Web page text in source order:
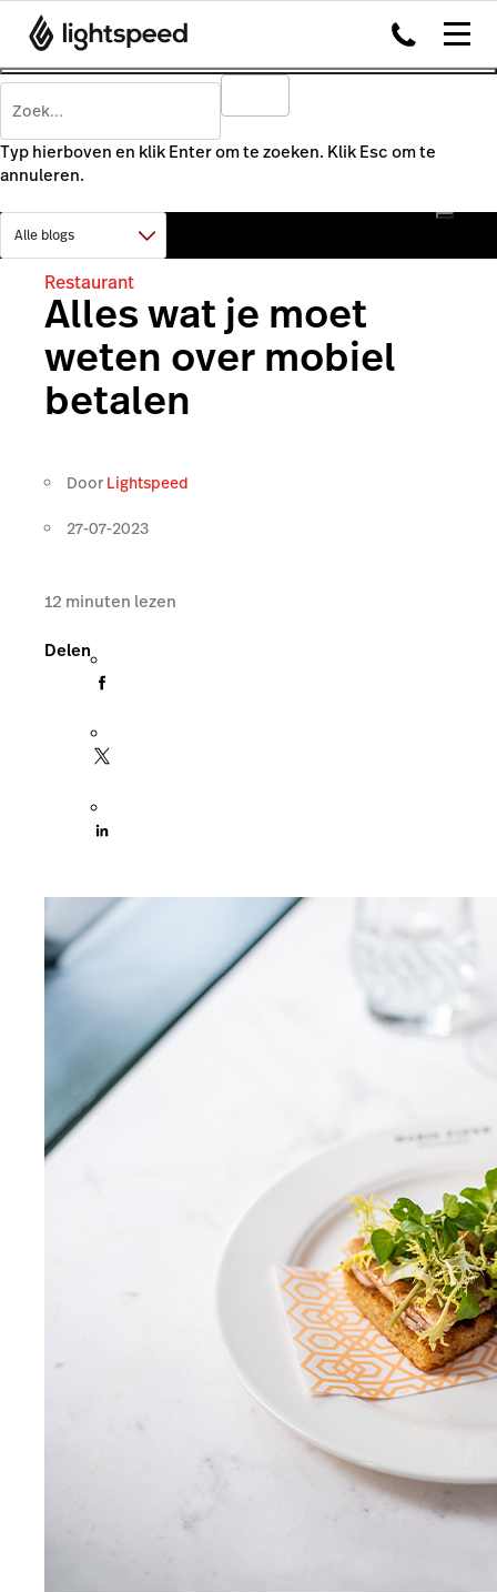
Typ hierboven en klik Enter om te zoeken. Klik Esc om te
annuleren.
Restaurant
Alles wat je moet
weten over mobiel
betalen
Door Lightspeed
27-07-2023
12 minuten lezen
Delen